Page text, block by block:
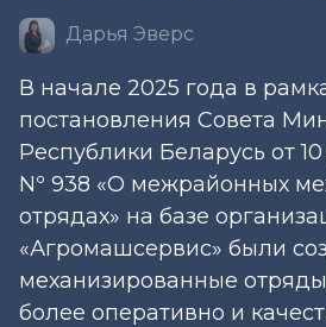
Дарья Эверс
В начале 2025 года в
постановления Совета
Республики Беларусь от
Nº 938 «О межрайонных
отрядах» на базе
«Агромашсервис» были
механизированные
более оперативно и